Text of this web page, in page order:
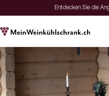
Entdecken Sie die